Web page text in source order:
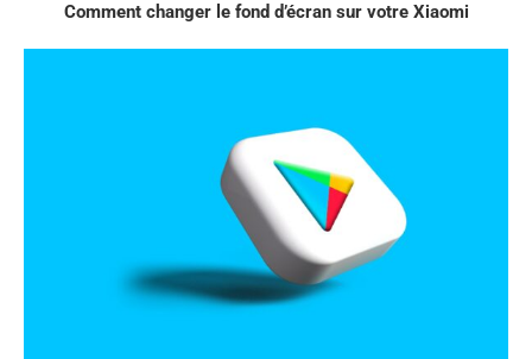
Comment changer le fond d’écran sur votre Xiaomi